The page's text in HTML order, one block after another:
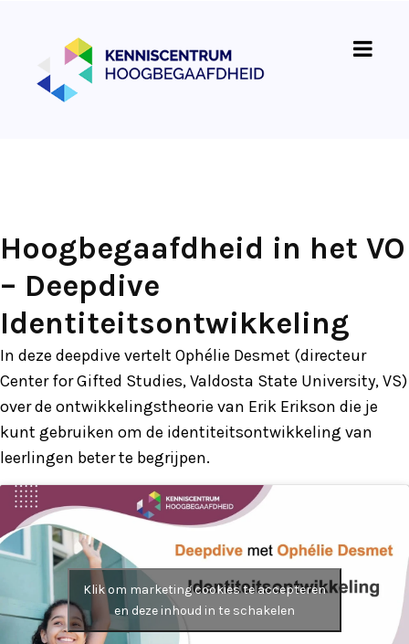
Hoogbegaafdheid in het VO
– Deepdive
Identiteitsontwikkeling
In deze deepdive vertelt Ophélie Desmet (directeur
Center for Gifted Studies, Valdosta State University, VS)
over de ontwikkelingstheorie van Erik Erikson die je
kunt gebruiken om de identiteitsontwikkeling van
leerlingen beter te begrijpen.
Klik om marketing cookies te accepteren
en deze inhoud in te schakelen